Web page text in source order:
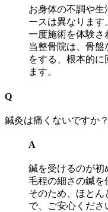
お身体の不調や
ースは異なります
一度施術を体験さ
当整骨院は、骨盤
をする、根本的に
ます。
Q
鍼灸は痛くないですか？
A
鍼を受けるのが初
毛程の細さの鍼を
そのため、ほと
で、ご安心くださ